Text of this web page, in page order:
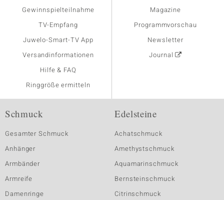
Gewinnspielteilnahme
TV-Empfang
Juwelo-Smart-TV App
Versandinformationen
Hilfe & FAQ
Ringgröße ermitteln
Magazine
Programmvorschau
Newsletter
Journal
Schmuck
Gesamter Schmuck
Anhänger
Armbänder
Armreife
Damenringe
Edelsteine
Achatschmuck
Amethystschmuck
Aquamarinschmuck
Bernsteinschmuck
Citrinschmuck